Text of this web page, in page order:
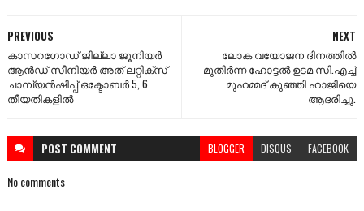
NEXT
ലോക വയോജന ദിനത്തിൽ
മുതിർന്ന ഹോട്ടൽ ഉടമ സി.എച്ച്
മുഹമ്മദ് കുഞ്ഞി ഹാജിയെ
ആദരിച്ചു.
PREVIOUS
കാസറഗോഡ് ജില്ലാ ജൂനിയര്‍
ആന്‍ഡ്‌ സീനിയര്‍ അത്‌ ലറ്റിക്‌സ്‌
ചാമ്പ്യന്‍ഷിപ്പ്‌ ഒക്ടോബര്‍ 5, 6
തീയതികളില്‍
POST COMMENT BLOGGER DISQUS FACEBOOK
No comments